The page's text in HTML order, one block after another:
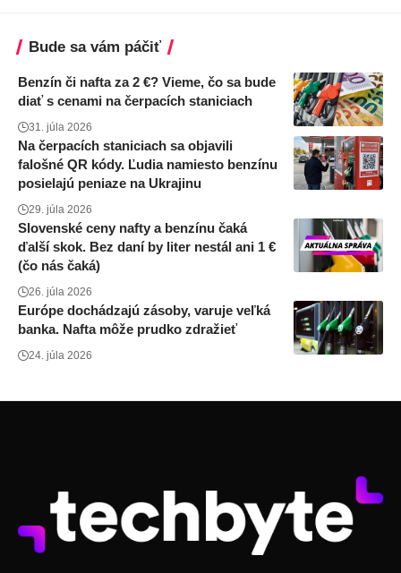
Bude sa vám páčiť
Benzín či nafta za 2 €? Vieme, čo sa bude
diať s cenami na čerpacích staniciach
31. júla 2026
Na čerpacích staniciach sa objavili
falošné QR kódy. Ľudia namiesto benzínu
posielajú peniaze na Ukrajinu
29. júla 2026
Slovenské ceny nafty a benzínu čaká
ďalší skok. Bez daní by liter nestál ani 1 €
(čo nás čaká)
26. júla 2026
Európe dochádzajú zásoby, varuje veľká
banka. Nafta môže prudko zdražieť
24. júla 2026